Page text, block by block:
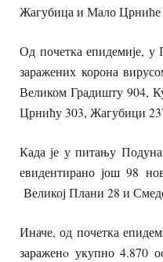
Жагубица и Мало Црниће
Од почетка епидемије, у
заражених корона
Великом Градишту 904,
Црнићу 303, Жагубици
Када је у питању
евидентирано још 98
Великој Плани 28 и
Иначе, од почетка
зараженo укупно 4.870